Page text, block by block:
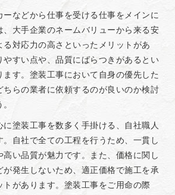
ーなどから仕事を受ける仕事をメインに
、大手企業のネームバリューから来る安
対応力の高さといったメリットがあ
やすい点や、品質にばらつきがあるとい
ます。塗装工事において自身の優先した
ちらの業者に依頼するのが良いのか検討
塗装工事を数多く手掛ける、自社職人
。自社で全ての工程を行うため、一貫し
い品質が魅力です。また、価格に関し
が発生しないため、適正価格で施工を承
トがあります。塗装工事をご用命の際